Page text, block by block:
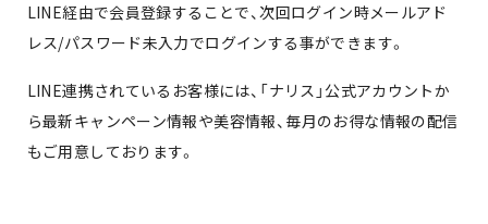
LINE経由で会員登録することで、次回ログイン時メールアド
レス/パスワード未入力でログインする事ができます。
LINE連携されているお客様には、「ナリス」公式アカウントか
ら最新キャンペーン情報や美容情報、毎月のお得な情報の配信
もご用意しております。